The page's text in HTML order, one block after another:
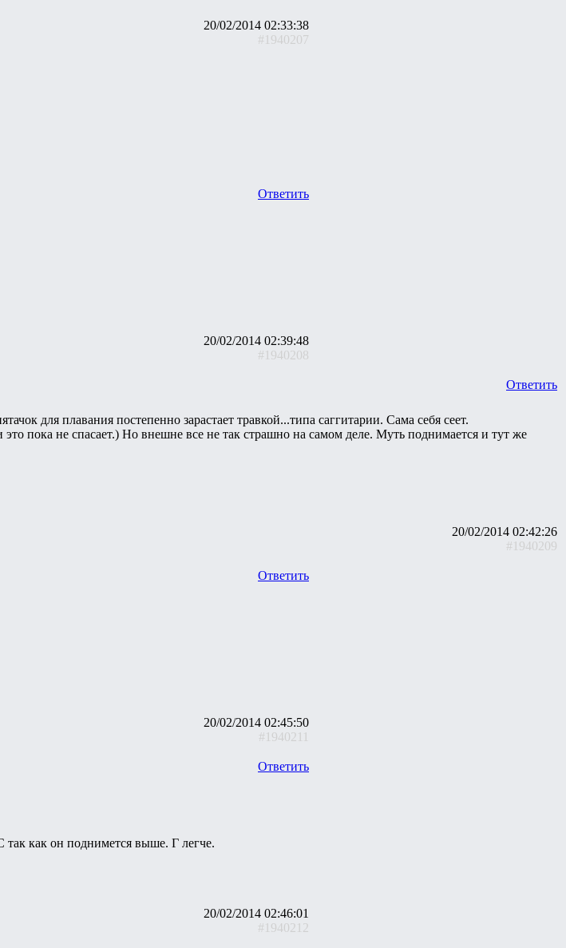
20/02/2014 02:33:38
#1940207
Ответить
20/02/2014 02:39:48
#1940208
Ответить
для плавания постепенно зарастает травкой...типа саггитарии. Сама себя сеет.
пока не спасает.) Но внешне все не так страшно на самом деле. Муть поднимается и тут же
20/02/2014 02:42:26
#1940209
Ответить
20/02/2014 02:45:50
#1940211
Ответить
как он поднимется выше. Г легче.
20/02/2014 02:46:01
#1940212